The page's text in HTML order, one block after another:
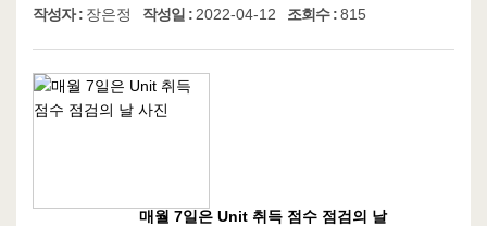
작성자 : 장은정 작성일 : 2022-04-12 조회수 :815
매월 7일은 Unit 취득 점수 점검의 날